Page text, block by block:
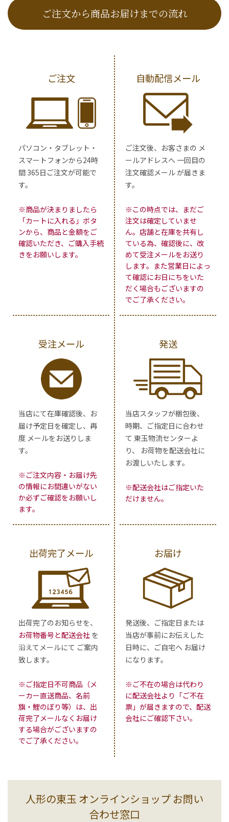
ご注文から商品お届けまでの流れ
ご注文
パソコン・タブレット・
スマートフォンから24時
間 365日ご注文が可能で
す。
※商品が決まりましたら
「カートに入れる」ボタ
ンから、商品と金額をご
確認いただき、ご購入手続
きをお願いします。
自動配信メール
ご注文後、お客さまの メ
ールアドレスへ 一回目の
注文確認メール が届きま
す。
※この時点では、まだご
注文は確定していませ
ん。店舗と在庫を共有し
ている為、確認後に、改
めて受注メールをお送り
します。また営業日によっ
て確認にお日にちをいた
だく場合もございますの
でご了承ください。
受注メール
当店にて在庫確認後、お
届け予定日を確定し、再
度 メールをお送りしま
す。
※ご注文内容・お届け先
の情報にお間違いがない
か必ずご確認をお願いし
ます。
発送
当店スタッフが梱包後、
時期、ご指定日に合わせ
て 東玉物流センターよ
り、 お荷物を配送会社に
お渡しいたします。
※配送会社はご指定いた
だけません。
出荷完了メール
出荷完了のお知らせを、
お荷物番号と配送会社 を
沿えてメールにて ご案内
致します。
※ご指定日不可商品（メ
ーカー直送商品、名前
旗・鯉のぼり等）は、出
荷完了メールなくお届け
する場合がございますの
でご了承ください。
お届け
発送後、ご指定日または
当店が事前にお伝えした
日時に、ご自宅へ お届け
になります。
※ご不在の場合は代わり
に配送会社より「ご不在
票」が届きますので、配送
会社にご確認下さい。
人形の東玉 オンラインショップ お問い
合わせ窓口